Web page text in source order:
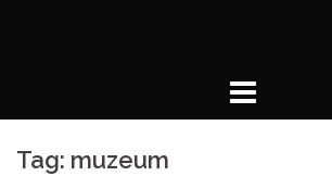
Tag: muzeum